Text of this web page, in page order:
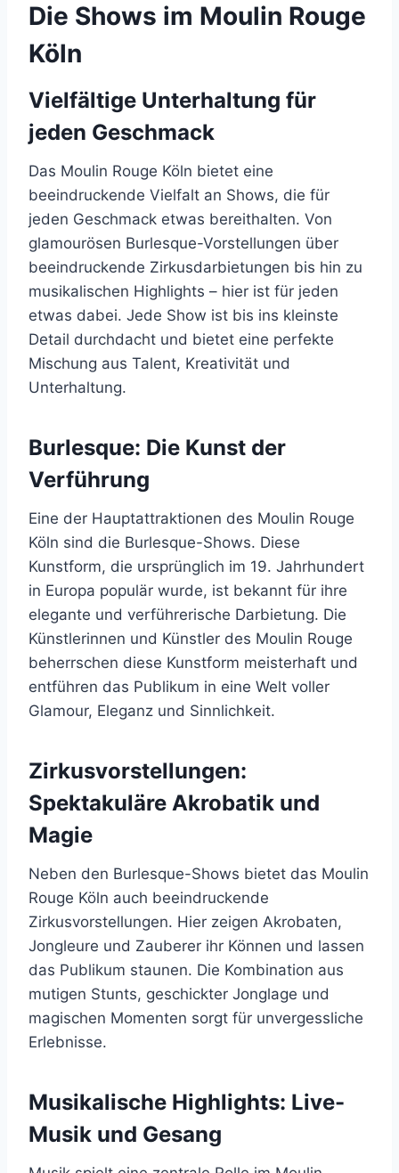
Die Shows im Moulin Rouge
Köln
Vielfältige Unterhaltung für
jeden Geschmack
Das Moulin Rouge Köln bietet eine
beeindruckende Vielfalt an Shows, die für
jeden Geschmack etwas bereithalten. Von
glamourösen Burlesque-Vorstellungen über
beeindruckende Zirkusdarbietungen bis hin zu
musikalischen Highlights – hier ist für jeden
etwas dabei. Jede Show ist bis ins kleinste
Detail durchdacht und bietet eine perfekte
Mischung aus Talent, Kreativität und
Unterhaltung.
Burlesque: Die Kunst der
Verführung
Eine der Hauptattraktionen des Moulin Rouge
Köln sind die Burlesque-Shows. Diese
Kunstform, die ursprünglich im 19. Jahrhundert
in Europa populär wurde, ist bekannt für ihre
elegante und verführerische Darbietung. Die
Künstlerinnen und Künstler des Moulin Rouge
beherrschen diese Kunstform meisterhaft und
entführen das Publikum in eine Welt voller
Glamour, Eleganz und Sinnlichkeit.
Zirkusvorstellungen:
Spektakuläre Akrobatik und
Magie
Neben den Burlesque-Shows bietet das Moulin
Rouge Köln auch beeindruckende
Zirkusvorstellungen. Hier zeigen Akrobaten,
Jongleure und Zauberer ihr Können und lassen
das Publikum staunen. Die Kombination aus
mutigen Stunts, geschickter Jonglage und
magischen Momenten sorgt für unvergessliche
Erlebnisse.
Musikalische Highlights: Live-
Musik und Gesang